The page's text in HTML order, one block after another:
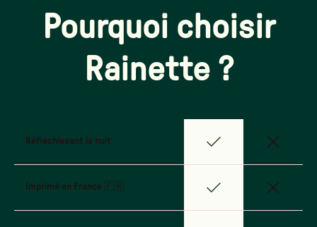
Pourquoi choisir
Rainette ?
Réfléchissant la nuit
Imprimé en France 🇫🇷